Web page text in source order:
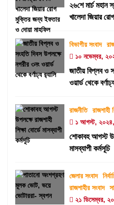
২৬শে মার্চ মহান
খালেদা জিয়ার
বিভাগীয় সংবাদ
১০ নভেম্বর,
জাতীয় বিপ্লব ও
ওয়ার্ড থেকে
রাজনীতি রাজশাহী
১ আগস্ট,
শোকাবহ আগস্ট
মাসব্যাপী কর্মসূচি
জেলার সংবাদ
রাজশাহীর সংবাদ
২১ ডিসেম্বর,